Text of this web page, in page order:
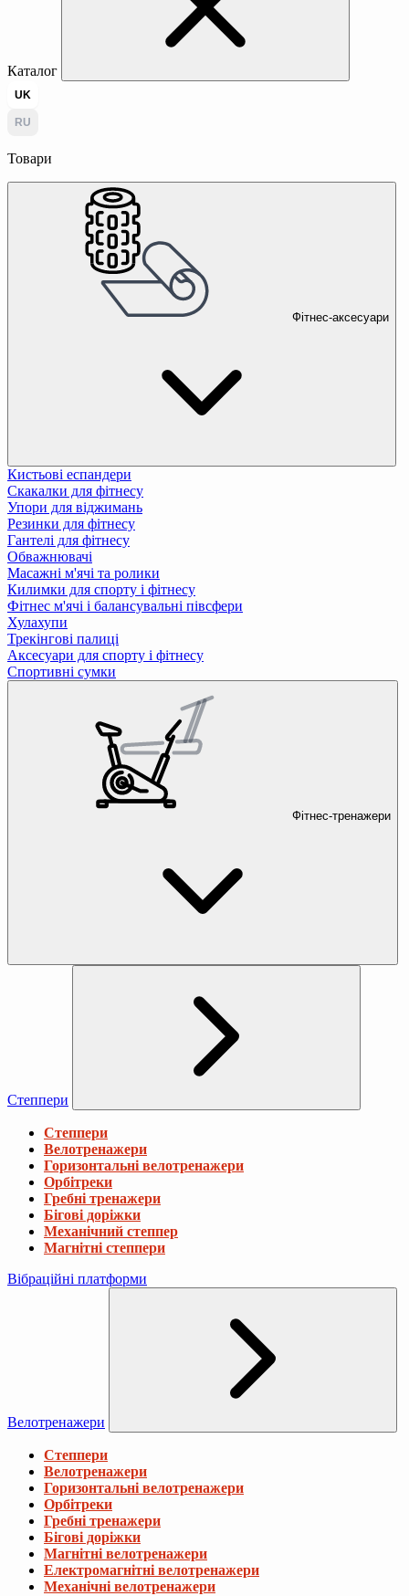
Каталог
UK
RU
Товари
Фітнес-аксесуари
Кистьові еспандери
Скакалки для фітнесу
Упори для віджимань
Резинки для фітнесу
Гантелі для фітнесу
Обважнювачі
Масажні м'ячі та ролики
Килимки для спорту і фітнесу
Фітнес м'ячі і балансувальні півсфери
Хулахупи
Трекінгові палиці
Аксесуари для спорту і фітнесу
Спортивні сумки
Фітнес-тренажери
Степпери
Степпери
Велотренажери
Горизонтальні велотренажери
Орбітреки
Гребні тренажери
Бігові доріжки
Механічний степпер
Магнітні степпери
Вібраційні платформи
Велотренажери
Степпери
Велотренажери
Горизонтальні велотренажери
Орбітреки
Гребні тренажери
Бігові доріжки
Магнітні велотренажери
Електромагнітні велотренажери
Механічні велотренажери